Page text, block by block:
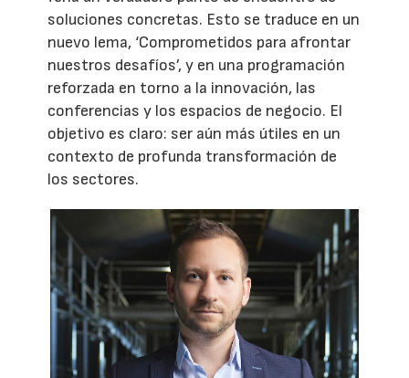
soluciones concretas. Esto se traduce en un
nuevo lema, ‘Comprometidos para afrontar
nuestros desafíos’, y en una programación
reforzada en torno a la innovación, las
conferencias y los espacios de negocio. El
objetivo es claro: ser aún más útiles en un
contexto de profunda transformación de
los sectores.